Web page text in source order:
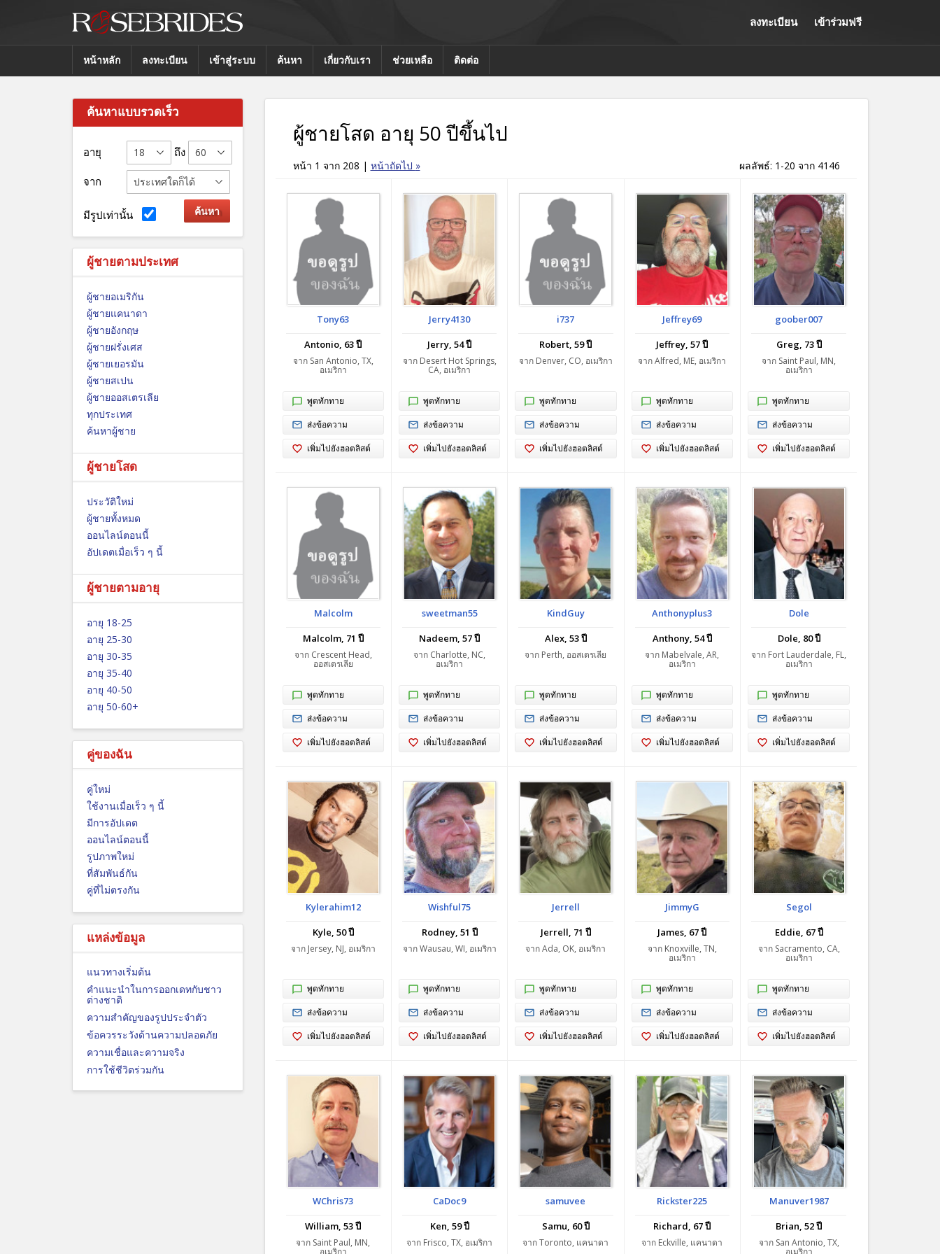
ลงทะเบียน เข้าร่วมฟรี
หน้าหลัก ลงทะเบียน เข้าสู่ระบบ ค้นหา เกี่ยวกับเรา ช่วยเหลือ ติดต่อ
ค้นหาแบบรวดเร็ว
อายุ ถึง
จาก
มีรูปเท่านั้น
ผู้ชายตามประเทศ
ผู้ชายอเมริกัน
ผู้ชายแคนาดา
ผู้ชายอังกฤษ
ผู้ชายฝรั่งเศส
ผู้ชายเยอรมัน
ผู้ชายสเปน
ผู้ชายออสเตรเลีย
ทุกประเทศ
ค้นหาผู้ชาย
ผู้ชายโสด
ประวัติใหม่
ผู้ชายทั้งหมด
ออนไลน์ตอนนี้
อัปเดตเมื่อเร็ว ๆ นี้
ผู้ชายตามอายุ
อายุ 18-25
อายุ 25-30
อายุ 30-35
อายุ 35-40
อายุ 40-50
อายุ 50-60+
คู่ของฉัน
คู่ใหม่
ใช้งานเมื่อเร็ว ๆ นี้
มีการอัปเดต
ออนไลน์ตอนนี้
รูปภาพใหม่
ที่สัมพันธ์กัน
คู่ที่ไม่ตรงกัน
แหล่งข้อมูล
แนวทางเริ่มต้น
คำแนะนำในการออกเดทกับชาว
ต่างชาติ
ความสำคัญของรูปประจำตัว
ข้อควรระวังด้านความปลอดภัย
ความเชื่อและความจริง
การใช้ชีวิตร่วมกัน
ผู้ชายโสด อายุ 50 ปีขึ้นไป
หน้า 1 จาก 208 | หน้าถัดไป » ผลลัพธ์: 1-20 จาก 4146
Tony63
Antonio, 63 ปี
จาก San Antonio, TX,
อเมริกา
พูดทักทาย
ส่งข้อความ
เพิ่มไปยังฮอตลิสต์
Jerry4130
Jerry, 54 ปี
จาก Desert Hot Springs,
CA, อเมริกา
พูดทักทาย
ส่งข้อความ
เพิ่มไปยังฮอตลิสต์
i737
Robert, 59 ปี
จาก Denver, CO, อเมริกา
พูดทักทาย
ส่งข้อความ
เพิ่มไปยังฮอตลิสต์
Jeffrey69
Jeffrey, 57 ปี
จาก Alfred, ME, อเมริกา
พูดทักทาย
ส่งข้อความ
เพิ่มไปยังฮอตลิสต์
goober007
Greg, 73 ปี
จาก Saint Paul, MN,
อเมริกา
พูดทักทาย
ส่งข้อความ
เพิ่มไปยังฮอตลิสต์
Malcolm
Malcolm, 71 ปี
จาก Crescent Head,
ออสเตรเลีย
พูดทักทาย
ส่งข้อความ
เพิ่มไปยังฮอตลิสต์
sweetman55
Nadeem, 57 ปี
จาก Charlotte, NC,
อเมริกา
พูดทักทาย
ส่งข้อความ
เพิ่มไปยังฮอตลิสต์
KindGuy
Alex, 53 ปี
จาก Perth, ออสเตรเลีย
พูดทักทาย
ส่งข้อความ
เพิ่มไปยังฮอตลิสต์
Anthonyplus3
Anthony, 54 ปี
จาก Mabelvale, AR,
อเมริกา
พูดทักทาย
ส่งข้อความ
เพิ่มไปยังฮอตลิสต์
Dole
Dole, 80 ปี
จาก Fort Lauderdale, FL,
อเมริกา
พูดทักทาย
ส่งข้อความ
เพิ่มไปยังฮอตลิสต์
Kylerahim12
Kyle, 50 ปี
จาก Jersey, NJ, อเมริกา
พูดทักทาย
ส่งข้อความ
เพิ่มไปยังฮอตลิสต์
Wishful75
Rodney, 51 ปี
จาก Wausau, WI, อเมริกา
พูดทักทาย
ส่งข้อความ
เพิ่มไปยังฮอตลิสต์
Jerrell
Jerrell, 71 ปี
จาก Ada, OK, อเมริกา
พูดทักทาย
ส่งข้อความ
เพิ่มไปยังฮอตลิสต์
JimmyG
James, 67 ปี
จาก Knoxville, TN,
อเมริกา
พูดทักทาย
ส่งข้อความ
เพิ่มไปยังฮอตลิสต์
Segol
Eddie, 67 ปี
จาก Sacramento, CA,
อเมริกา
พูดทักทาย
ส่งข้อความ
เพิ่มไปยังฮอตลิสต์
WChris73
William, 53 ปี
จาก Saint Paul, MN,
อเมริกา
CaDoc9
Ken, 59 ปี
จาก Frisco, TX, อเมริกา
samuvee
Samu, 60 ปี
จาก Toronto, แคนาดา
Rickster225
Richard, 67 ปี
จาก Eckville, แคนาดา
Manuver1987
Brian, 52 ปี
จาก San Antonio, TX,
อเมริกา